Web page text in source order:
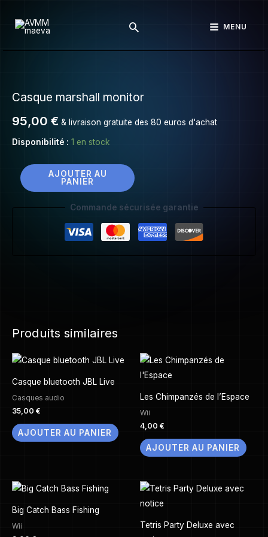
Rechercher MENU
Casque marshall monitor
95,00 € & livraison gratuite des 80 euros d'achat
Disponibilité : 1 en stock
Casque
monitor
AJOUTER AU
PANIER
Commande sécurisée garantie
Produits similaires
Casque bluetooth JBL Live
Casques audio
35,00 €
AJOUTER AU PANIER
Les Chimpanzés de l’Espace
Wii
4,00 €
AJOUTER AU PANIER
Big Catch Bass Fishing
Wii
Tetris Party Deluxe avec
monitor